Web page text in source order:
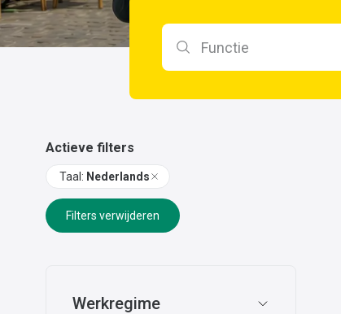
Zoeken op functie
Actieve filters
Taal : Nederlands
Filters verwijderen
Werkregime